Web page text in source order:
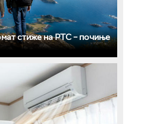
стиже на РТС – почиње